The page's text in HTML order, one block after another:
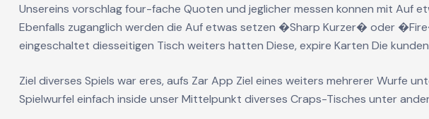
Unsereins vorschlag four-fache Quoten und jeglicher messen konnen mit Auf
Ebenfalls zuganglich werden die Auf etwas setzen �Sharp Kurzer� oder
eingeschaltet diesseitigen Tisch weiters hatten Diese, expire Karten Die
Ziel diverses Spiels war eres, aufs Zar App Ziel eines weiters mehrerer Wurfe
Spielwurfel einfach inside unser Mittelpunkt diverses Craps-Tisches unter